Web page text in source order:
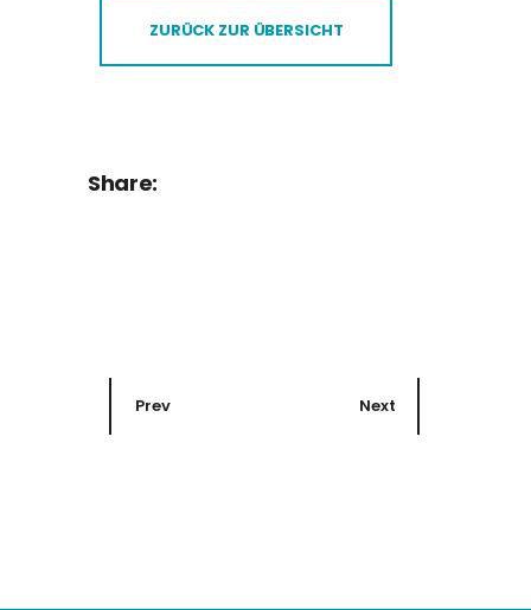
ZURÜCK ZUR ÜBERSICHT
Share:
Prev Next